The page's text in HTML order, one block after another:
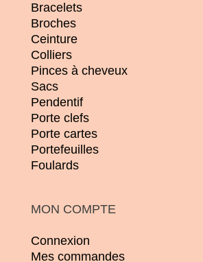
Bracelets
Broches
Ceinture
Colliers
Pinces à cheveux
Sacs
Pendentif
Porte clefs
Porte cartes
Portefeuilles
Foulards
MON COMPTE
Connexion
Mes commandes